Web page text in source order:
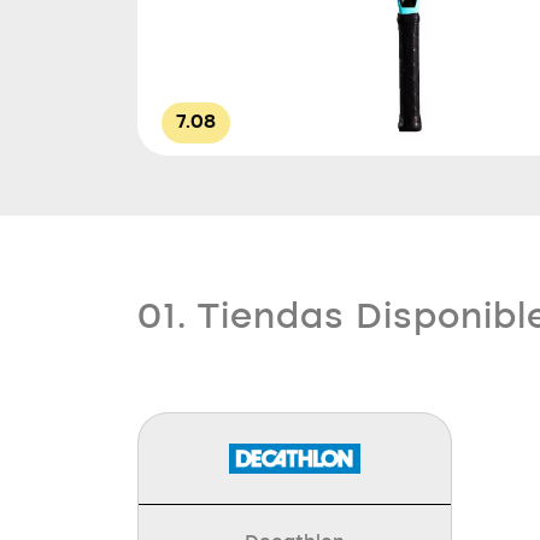
7.08
01. Tiendas